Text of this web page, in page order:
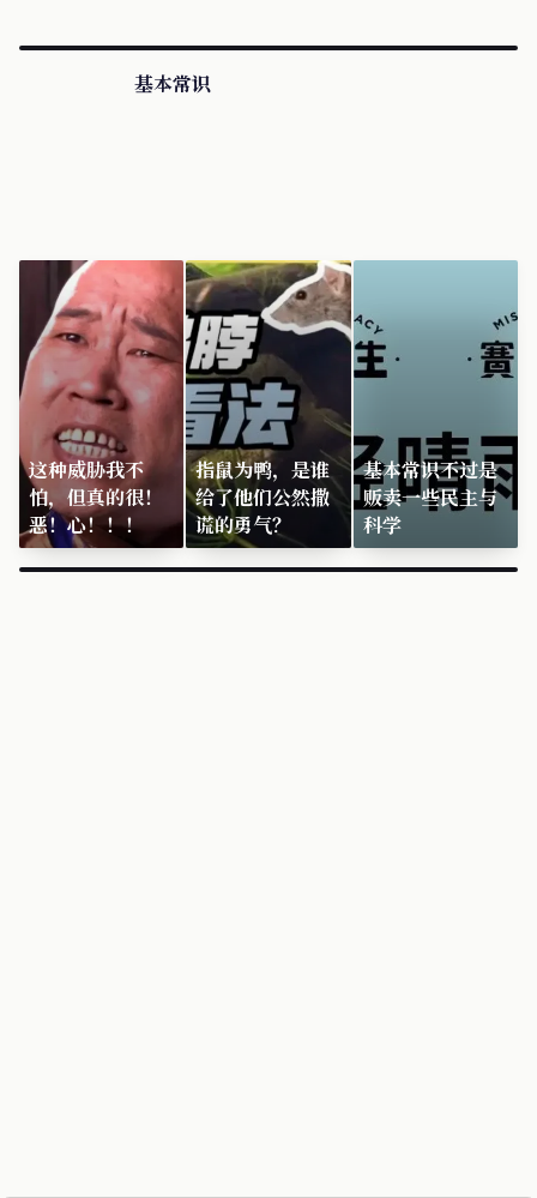
基本常识
这种威胁我不
怕，但真的很！
恶！心！！！
指鼠为鸭，是谁
给了他们公然撒
谎的勇气？
基本常识不过是
贩卖一些民主与
科学